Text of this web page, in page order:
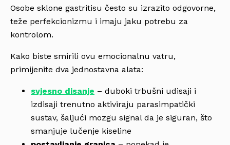
Osobe sklone gastritisu često su izrazito odgovorne,
teže perfekcionizmu i imaju jaku potrebu za
kontrolom.
Kako biste smirili ovu emocionalnu vatru,
primijenite dva jednostavna alata:
svjesno disanje – duboki trbušni udisaji i
izdisaji trenutno aktiviraju parasimpatički
sustav, šaljući mozgu signal da je siguran, što
smanjuje lučenje kiseline